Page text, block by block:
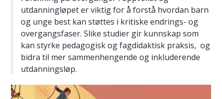
utdanningløpet er viktig for å forstå hvordan barn
og unge best kan støttes i kritiske endrings- og
overgangsfaser. Slike studier gir kunnskap som
kan styrke pedagogisk og fagdidaktisk praksis, og
bidra til mer sammenhengende og inkluderende
utdanningsløp.